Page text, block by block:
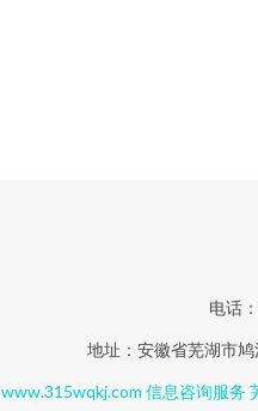
电话
地址：安徽省芜湖市
www.315wqkj.com 信息咨询服务